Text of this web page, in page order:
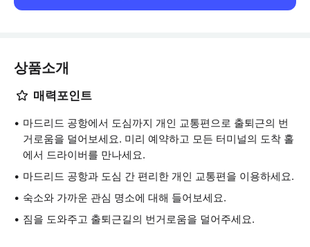
상품소개
매력포인트
마드리드 공항에서 도심까지 개인 교통편으로 출퇴근의 번
거로움을 덜어보세요. 미리 예약하고 모든 터미널의 도착 홀
에서 드라이버를 만나세요.
마드리드 공항과 도심 간 편리한 개인 교통편을 이용하세요.
숙소와 가까운 관심 명소에 대해 들어보세요.
짐을 도와주고 출퇴근길의 번거로움을 덜어주세요.